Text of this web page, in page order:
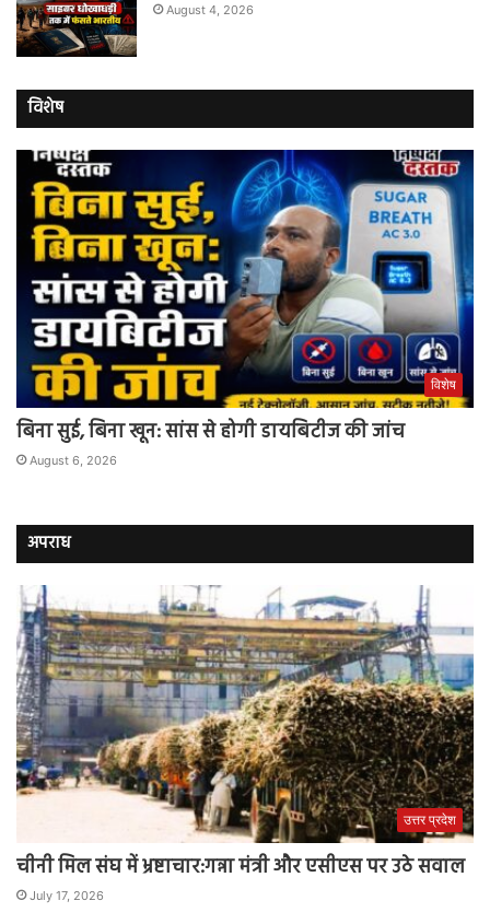
August 4, 2026
विशेष
विशेष
बिना सुई, बिना खून: सांस से होगी डायबिटीज की जांच
August 6, 2026
अपराध
उत्तर प्रदेश
चीनी मिल संघ में भ्रष्टाचार:गन्ना मंत्री और एसीएस पर उठे सवाल
July 17, 2026